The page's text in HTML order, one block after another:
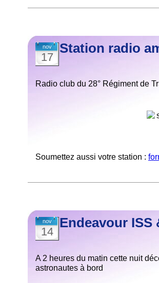
nov
17
Station radio
Radio club du 28° Régiment de
Soumettez aussi votre station :
nov
14
Endeavour ISS
A 2 heures du matin cette nuit
astronautes à bord